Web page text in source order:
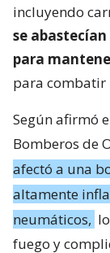
incluyendo
se
para
para combatir
Según afirmó
Bomberos de
afectó a una
altamente
neumáticos,
fuego y